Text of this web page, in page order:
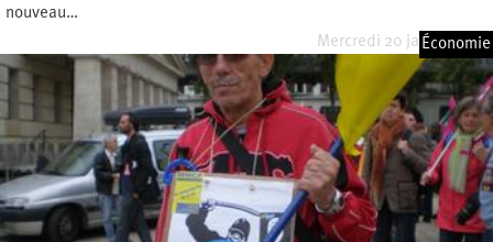
nouveau…
Mercredi 20 janvier 2021
Économie